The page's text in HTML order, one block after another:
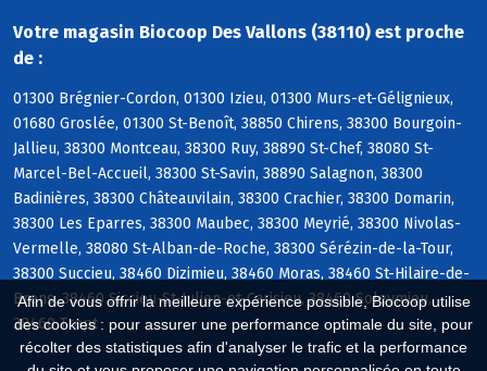
Afin de vous offrir la meilleure expérience possible, Biocoop utilise
des cookies : pour assurer une performance optimale du site, pour
récolter des statistiques afin d'analyser le trafic et la performance
Votre magasin Biocoop Des Vallons (38110) est proche
de :
01300 Brégnier-Cordon, 01300 Izieu, 01300 Murs-et-Gélignieux,
01680 Groslée, 01300 St-Benoît, 38850 Chirens, 38300 Bourgoin-
Jallieu, 38300 Montceau, 38300 Ruy, 38890 St-Chef, 38080 St-
Marcel-Bel-Accueil, 38300 St-Savin, 38890 Salagnon, 38300
Badinières, 38300 Châteauvilain, 38300 Crachier, 38300 Domarin,
38300 Les Eparres, 38300 Maubec, 38300 Meyrié, 38300 Nivolas-
Vermelle, 38080 St-Alban-de-Roche, 38300 Sérézin-de-la-Tour,
38300 Succieu, 38460 Dizimieu, 38460 Moras, 38460 St-Hilaire-de-
Brens, 38460 Siccieu-St-Julien-et-Carisieu, 38460 Soleymieu,
38460 Trept